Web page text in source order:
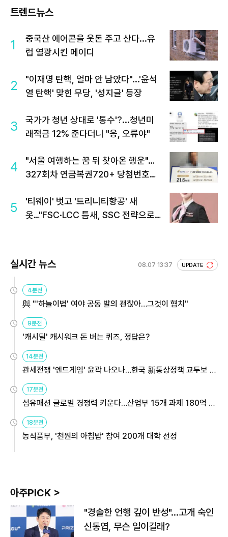
트렌드뉴스
1
중국산 에어콘을 웃돈 주고 산다...유
럽 열광시킨 메이디
2
"이재명 탄핵, 얼마 안 남았다"...'윤석
열 탄핵' 맞힌 무당, '성지글' 등장
3
국가가 청년 상대로 '통수'?...청년미
래적금 12% 준다더니 "응, 오류야"
4
"서울 여행하는 꿈 뒤 찾아온 행운"…
327회차 연금복권720+ 당첨번호조
5
'티웨이' 벗고 '트리니티항공' 새
옷…"FSC·LCC 틈새, SSC 전략으로
실시간 뉴스 08.07 13:37 UPDATE
4분전
與 "'하늘이법' 여야 공동 발의 괜찮아…그것이 협치"
9분전
'캐시딜' 캐시워크 돈 버는 퀴즈, 정답은?
14분전
관세전쟁 '엔드게임' 윤곽 나오나…한국 新통상정책 교두보 활
용해야
17분전
섬유패션 글로벌 경쟁력 키운다…산업부 15개 과제 180억 지
원
18분전
농식품부, '천원의 아침밥' 참여 200개 대학 선정
아주PICK >
"경솔한 언행 깊이 반성"…고개 숙인
신동엽, 무슨 일이길래?